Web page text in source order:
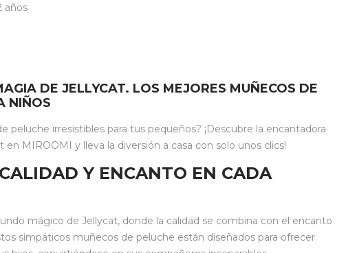
años
DE JELLYCAT. LOS MEJORES MUÑECOS DE
NIÑOS
peluche irresistibles para tus pequeños? ¡Descubre la encantadora
en MIROOMI y lleva la diversión a casa con solo unos clics!
Y ENCANTO EN CADA
mágico de Jellycat, donde la calidad se combina con el encanto
simpáticos muñecos de peluche están diseñados para ofrecer